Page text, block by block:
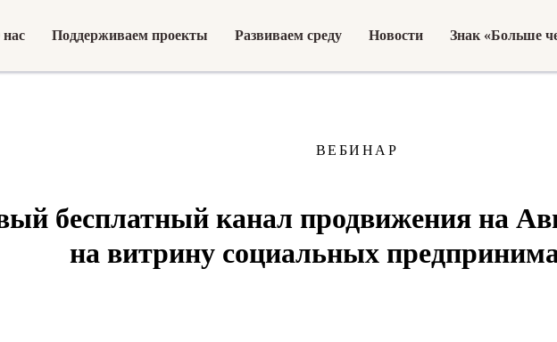
Поддерживаем проекты Развиваем среду Новости Знак «Больше
ВЕБИНАР
бесплатный канал продвижения на
на витрину социальных